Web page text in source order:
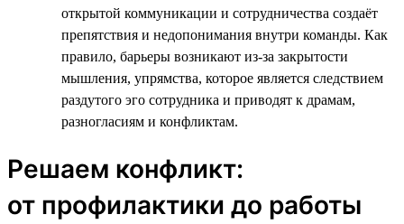
открытой коммуникации и сотрудничества создаёт
препятствия и недопонимания внутри команды. Как
правило, барьеры возникают из-за закрытости
мышления, упрямства, которое является следствием
раздутого эго сотрудника и приводят к драмам,
разногласиям и конфликтам.
Решаем конфликт:
от профилактики до работы